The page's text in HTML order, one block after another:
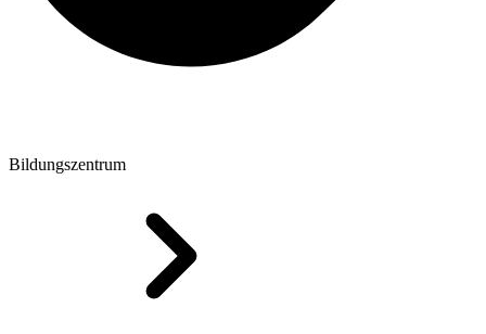
Bildungszentrum